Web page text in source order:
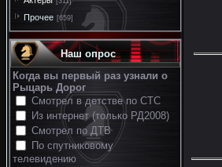
Прочее [659]
Наш опрос
Когда вы первый раз узнали о
Рыцарь Дорог
Смотрел в детстве по СТС
Из интернет (только РД2008)
Смотрел по ДТВ
По спутниковому
телевидению